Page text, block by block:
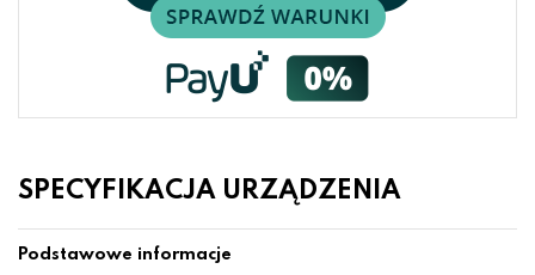
SPECYFIKACJA URZĄDZENIA
Podstawowe informacje